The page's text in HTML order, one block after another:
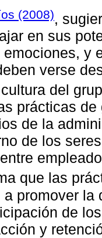
(2008),
en sus
y
verse
del
prácticas
de la
de los
que las
promover
de
y